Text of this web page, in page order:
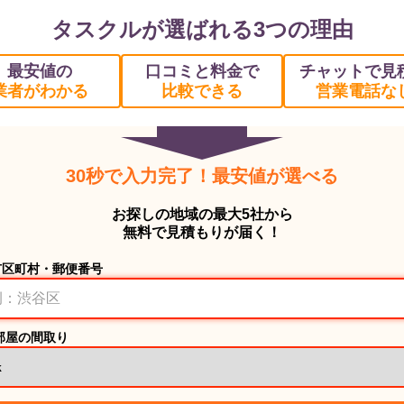
タスクルが選ばれる3つの理由
最安値の
者がわかる
口コミと料金で
比較できる
チャットで見
営業電話な
30秒で入力完了！最安値が選べる
お探しの地域の最大5社から
無料で見積もりが届く！
町村・郵便番号
の間取り